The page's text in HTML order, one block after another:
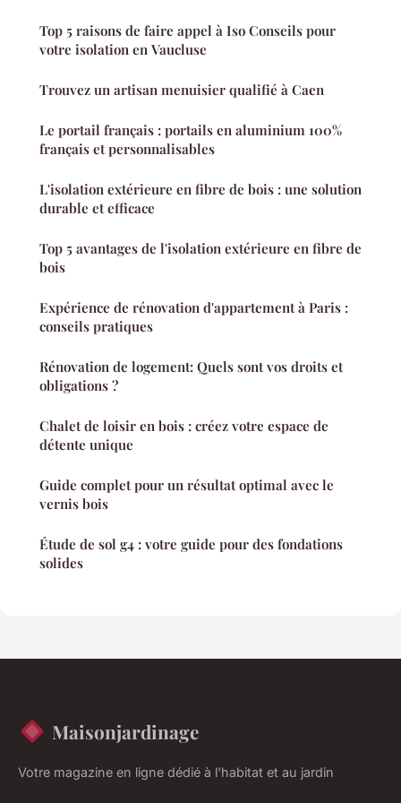
Top 5 raisons de faire appel à Iso Conseils pour
votre isolation en Vaucluse
Trouvez un artisan menuisier qualifié à Caen
Le portail français : portails en aluminium 100%
français et personnalisables
L'isolation extérieure en fibre de bois : une solution
durable et efficace
Top 5 avantages de l'isolation extérieure en fibre de
bois
Expérience de rénovation d'appartement à Paris :
conseils pratiques
Rénovation de logement: Quels sont vos droits et
obligations ?
Chalet de loisir en bois : créez votre espace de
détente unique
Guide complet pour un résultat optimal avec le
vernis bois
Étude de sol g4 : votre guide pour des fondations
solides
Maisonjardinage
Votre magazine en ligne dédié à l'habitat et au jardin